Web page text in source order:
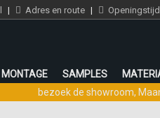
| Adres en route |
MONTAGE SAMPLES
bezoek de showroom,